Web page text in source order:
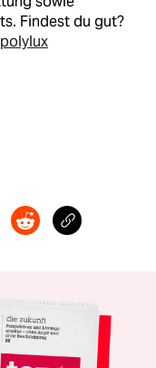
Findest du gut?